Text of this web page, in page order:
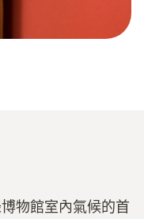
物館室內氣候的首